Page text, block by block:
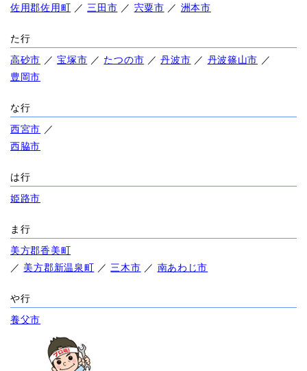
佐用郡佐用町 ／三田市 ／ 宍粟市 ／ 洲本市
た行
高砂市 ／宝塚市 ／ たつの市 ／丹波市 ／ 丹波篠山市 ／
豊岡市
な行
西宮市 ／
西脇市
は行
姫路市
ま行
美方郡香美町
／ 美方郡新温泉町 ／三木市 ／ 南あわじ市
や行
養父市